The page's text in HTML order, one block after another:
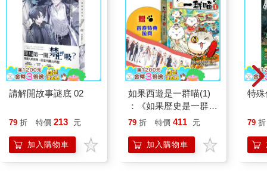
有彈性，和骨骼正位的情況下，經絡才能如河川般源源不斷的順
流，達到滋養大地，以利萬物生長的目的。
因此徒手治療的完整程序，應該是施作者、被施作者皆在正確的
吐納基礎下，進行肌肉的整復、骨骼的正位，一直到經絡的調
理，再加上自主復健運動以鞏固療效，並透過重量訓練，達到活
動時的彈性和行動時的平衡，就能讓身體得到真正的保健和復健
效果。
一個完整的徒手治療療程，必須包括以下4個步驟：
1 體位觸證
先找出痠痛證所屬的肌肉，再依該條肌肉的起止端，將體位調整
請解開故事謎底 02
79 折 特價 213 元
加入購物車
如果西遊是一群喵(1)
：《如果歷史是一群
喵》作者最新力作，附
79 折 特價 411 元
加入購物車
特
79 折